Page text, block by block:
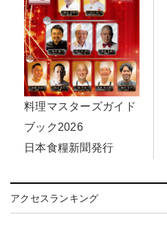
料理マスターズガイド
ブック2026
日本食糧新聞発行
アクセスランキング